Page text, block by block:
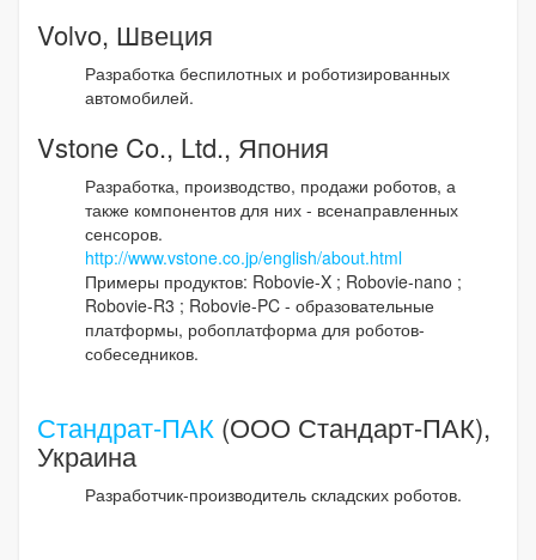
Volvo, Швеция
Разработка беспилотных и роботизированных
автомобилей.
Vstone Co., Ltd., Япония
Разработка, производство, продажи роботов, а
также компонентов для них - всенаправленных
сенсоров.
http://www.vstone.co.jp/english/about.html
Примеры продуктов: Robovie-X ; Robovie-nano ;
Robovie-R3 ; Robovie-PC - образовательные
платформы, робоплатформа для роботов-
собеседников.
Стандрат-ПАК (ООО Стандарт-ПАК),
Украина
Разработчик-производитель складских роботов.